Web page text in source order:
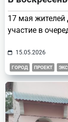
17 мая
участие в
15.05.2026
ГОРОД ПРОЕКТ